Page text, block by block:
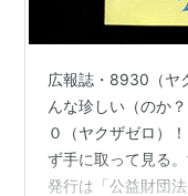
広報誌・8930（ヤ
んな珍しい（のか
０（ヤクザゼロ）
ず手に取って見る
発行は「公益財団